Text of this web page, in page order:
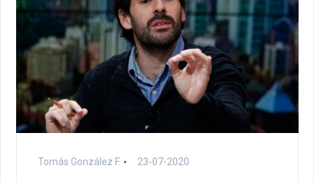
Tomás González F. 23-07-2020